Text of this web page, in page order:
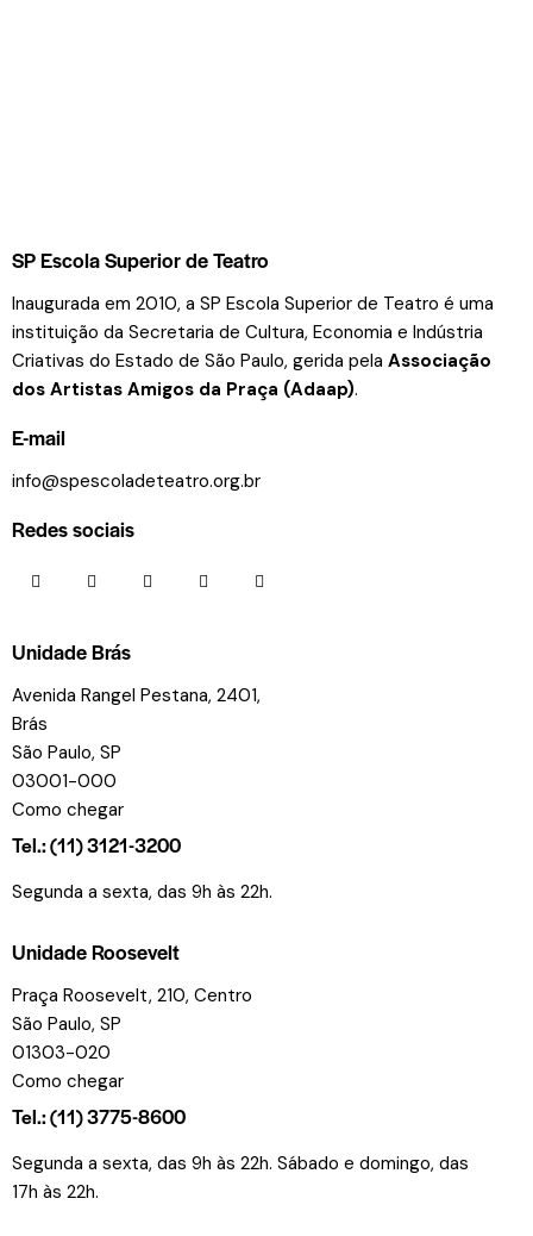
SP Escola Superior de Teatro
Inaugurada em 2010, a SP Escola Superior de Teatro é uma
instituição da Secretaria de Cultura, Economia e Indústria
Criativas do Estado de São Paulo, gerida pela Associação
dos Artistas Amigos da Praça (Adaap).
E-mail
info@spescoladeteatro.org.br
Redes sociais
Unidade Brás
Avenida Rangel Pestana, 2401,
Brás
São Paulo, SP
03001-000
Como chegar
Tel.: (11) 3121-3200
Segunda a sexta, das 9h às 22h.
Unidade Roosevelt
Praça Roosevelt, 210, Centro
São Paulo, SP
01303-020
Como chegar
Tel.: (11) 3775-8600
Segunda a sexta, das 9h às 22h. Sábado e domingo, das
17h às 22h.